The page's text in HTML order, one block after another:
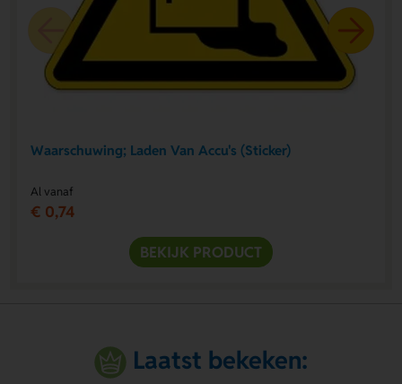
Waarschuwing; Laden Van Accu's (Sticker)
Al vanaf
€ 0,74
BEKIJK PRODUCT
Laatst bekeken: